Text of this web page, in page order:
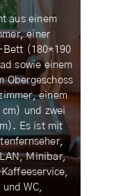
aus einem
einer
Bett (180*190
sowie einem
Obergeschoss
einem
und zwei
Es ist mit
Minibar,
WC,